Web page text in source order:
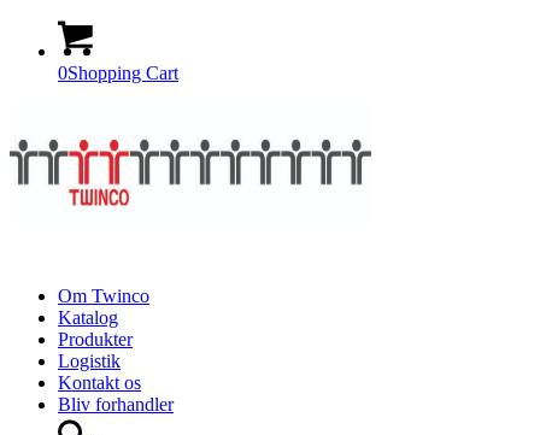
0Shopping Cart
Om Twinco
Katalog
Produkter
Logistik
Kontakt os
Bliv forhandler